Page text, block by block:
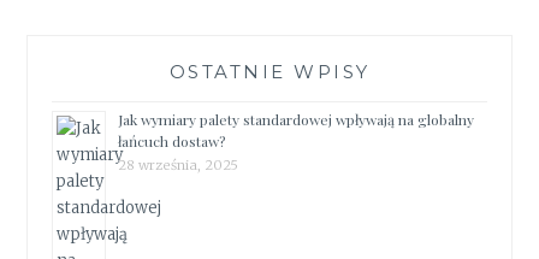
OSTATNIE WPISY
Jak wymiary palety standardowej wpływają na globalny
łańcuch dostaw?
28 września, 2025